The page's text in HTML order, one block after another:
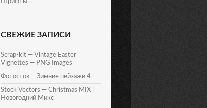
Шрифты
СВЕЖИЕ ЗАПИСИ
Scrap-kit — Vintage Easter
Vignettes — PNG Images
Фотосток – Зимние пейзажи 4
Stock Vectors — Christmas MIX |
Новогодний Микс